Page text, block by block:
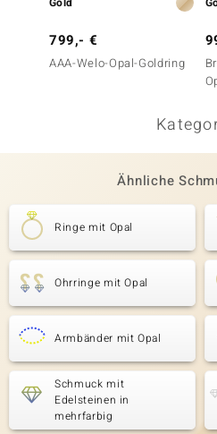
799,- €
AAA-Welo-Opal-Goldring
Ähnliche
Ringe mit Opal
Ohrringe mit Opal
Armbänder mit Opal
Schmuck mit
Edelsteinen in
mehrfarbig